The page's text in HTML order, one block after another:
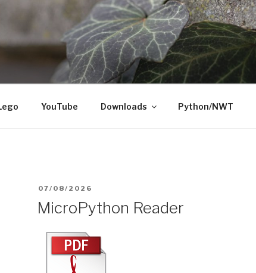
YouTube Downloads Python/NWT
VERÖFFENTLICHT
AM
07/08/2026
MicroPython Reader